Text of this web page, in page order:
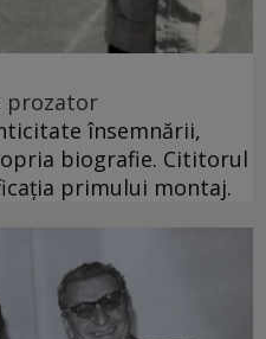
prozator
însemnării,
biografie. Cititorul
primului montaj.